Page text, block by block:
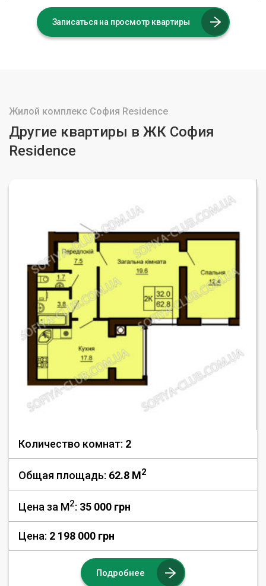
Записаться на просмотр квартиры
Жилой комплекс София Residence
Другие квартиры в ЖК София
Residence
Количество комнат: 2
Общая площадь: 62.8 M2
Цена за М2: 35 000 грн
Цена: 2 198 000 грн
Подробнее